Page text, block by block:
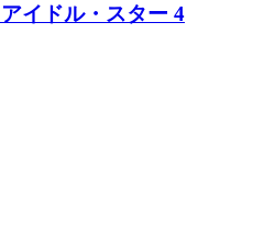
イドル・スター 4